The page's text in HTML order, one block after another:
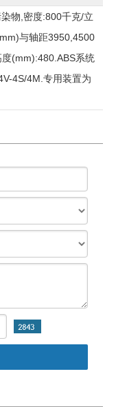
物,密度:800千克/立
与轴距3950,4500
(mm):480.ABS系统
4S/4M.专用装置为